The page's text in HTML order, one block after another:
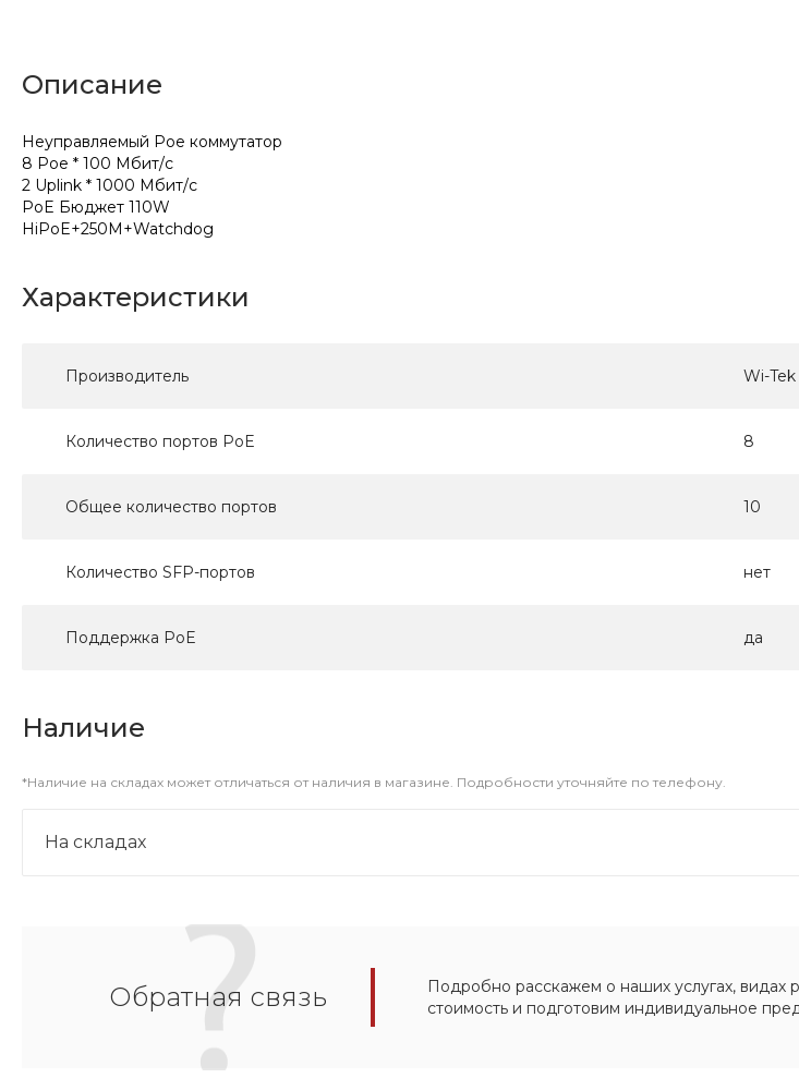
Описание
Неуправляемый Poe коммутатор
8 Poe * 100 Мбит/с
2 Uplink * 1000 Мбит/с
PoE Бюджет 110W
HiPoE+250M+Watchdog
Характеристики
Производитель Wi-Tek
Количество портов PoE 8
Общее количество портов 10
Количество SFP-портов нет
Поддержка PoE да
Наличие
*Наличие на складах может отличаться от наличия в магазине. Подробности уточняйте по телефону.
На складах
Обратная связь
Подробно расскажем о наших услугах, видах
стоимость и подготовим индивидуальное